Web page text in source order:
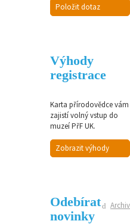
Položit dotaz
Výhody
registrace
Karta přírodovědce vám
zajistí volný vstup do
muzeí PřF UK.
Zobrazit výhody
Archiv
Odebírat
novinky